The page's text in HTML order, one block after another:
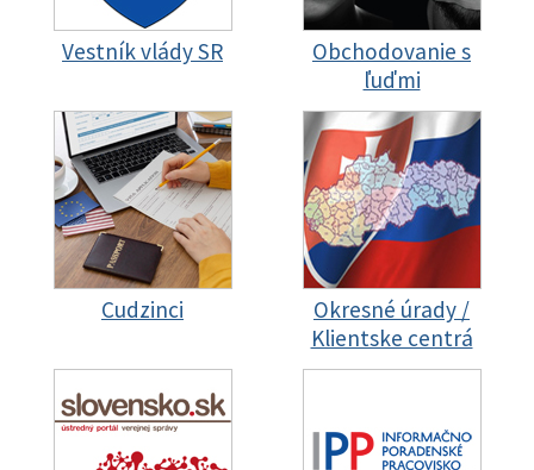
Vestník vlády SR
Obchodovanie s
ľuďmi
Cudzinci
Okresné úrady /
Klientske centrá